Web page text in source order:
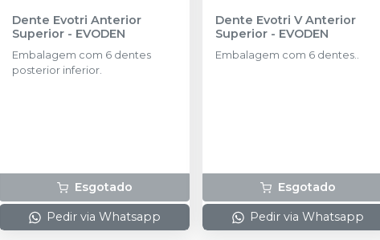
Dente Evotri Anterior
Superior - EVODEN
Embalagem com 6 dentes
posterior inferior.
Esgotado
Pedir via Whatsapp
Dente Evotri V Anterior
Superior - EVODEN
Embalagem com 6 dentes..
Esgotado
Pedir via Whatsapp